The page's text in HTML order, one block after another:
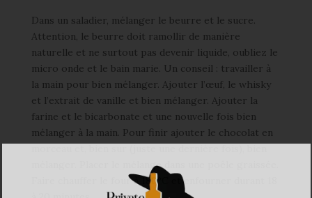
Dans un saladier, mélanger le beurre et le sucre.
Attention, le beurre doit ramollir de manière
naturelle et ne surtout pas devenir liquide, oubliez le
micro onde et le bain marie. Un conseil : travailler à
la main pour bien mélanger. Ajouter l’œuf, le whisky
et l’extrait de vanille et bien mélanger. Ajouter la
farine et le bicarbonate et une nouvelle fois bien
mélanger à la main. Pour finir ajouter le chocolat en
mélanger. Placer le mélange dans une poêle graissée.
Faire chauffer le four à 180°C et enfourner durant 18